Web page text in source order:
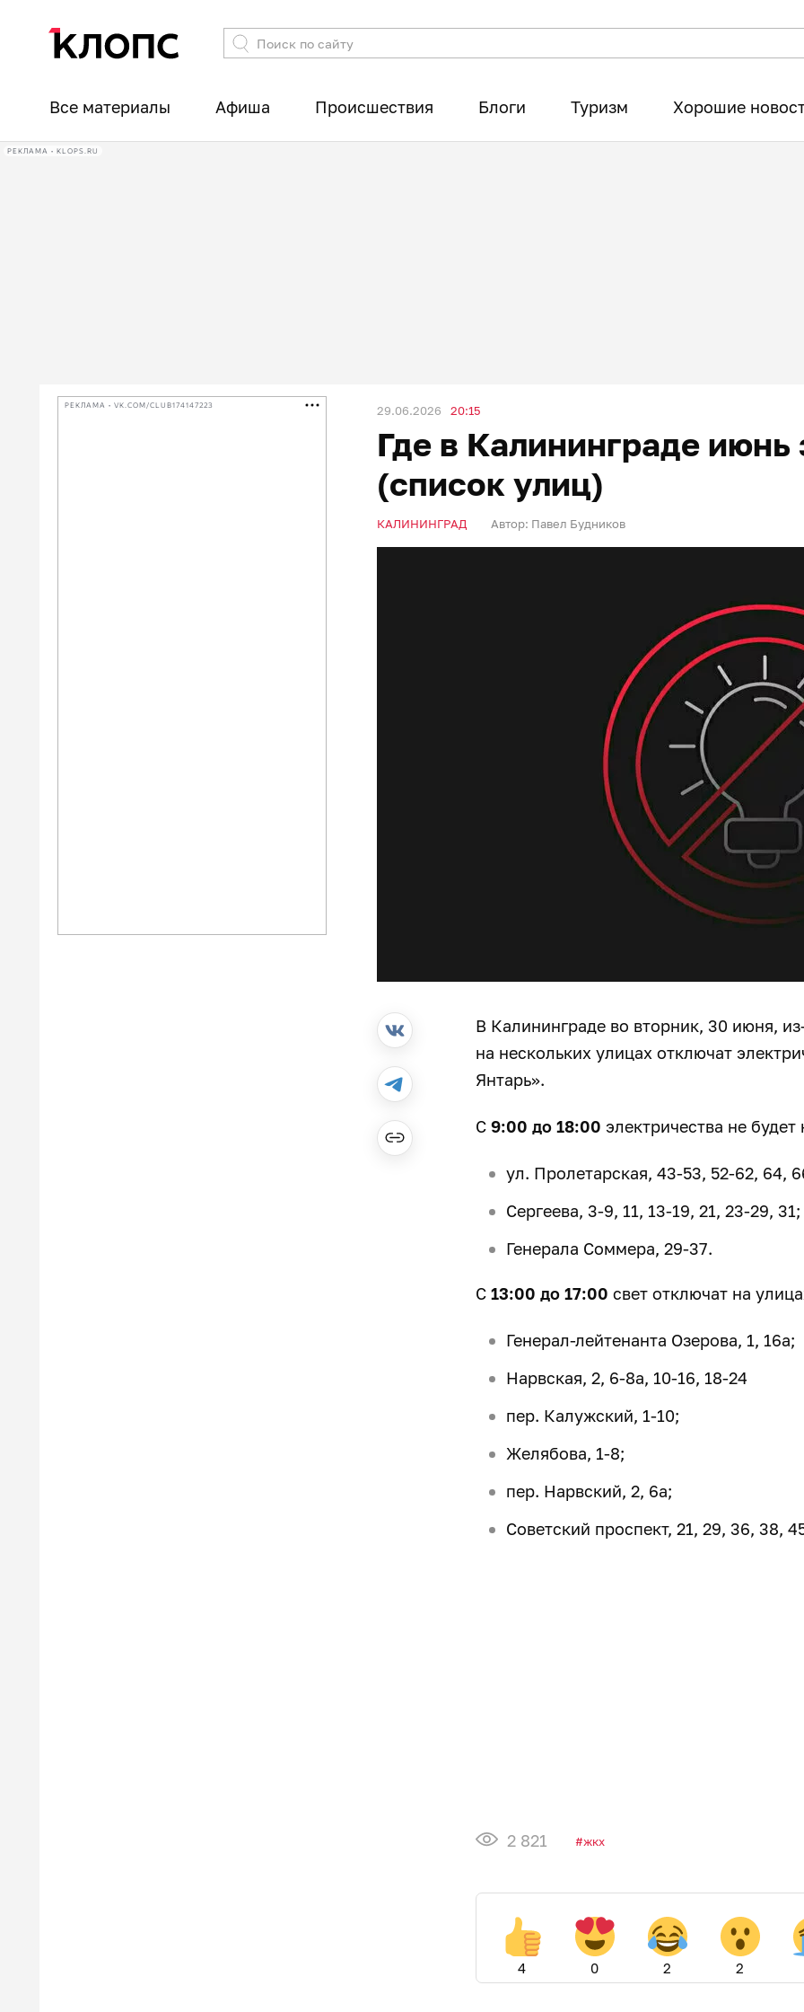
Все материалы Афиша Происшествия Блоги Туризм Хорошие
РЕКЛАМА • KLOPS.RU
РЕКЛАМА • VK.COM/CLUB174147223 29.06.2026 20:15
Где в Калининграде
(список улиц)
КАЛИНИНГРАД Автор: Павел Будников
В Калининграде во вторник, 30 июня,
на нескольких улицах отключат
Янтарь».
С 9:00 до 18:00 электричества не будет
ул. Пролетарская, 43-53, 52-62, 64,
Сергеева, 3-9, 11, 13-19, 21, 23-29, 31;
Генерала Соммера, 29-37.
С 13:00 до 17:00 свет отключат на
Генерал-лейтенанта Озерова, 1, 16а;
Нарвская, 2, 6-8а, 10-16, 18-24
пер. Калужский, 1-10;
Желябова, 1-8;
пер. Нарвский, 2, 6а;
Советский проспект, 21, 29, 36, 38,
2 821 жкх
4 0 2 2